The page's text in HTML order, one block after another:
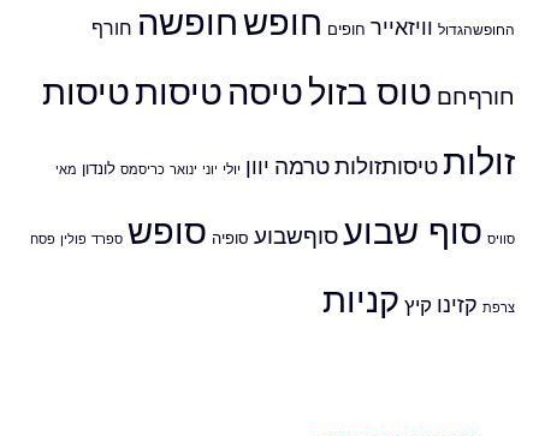
החופשהגדול וויזאייר חופים חופשחופשה חורף
חורףחם טוס בזולטיסה טיסותטיסות
זולותטיסותזולותטרמה יוון יולי יוני ינואר כריסמס לונדון מאי
סוויס סוף שבועסוףשבוע סופיה סופש ספרד פולין פסח
צרפת קזינו קיץ קניות